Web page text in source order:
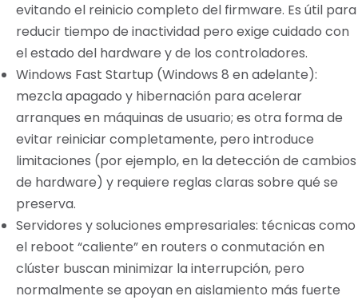
evitando el reinicio completo del firmware. Es útil para
reducir tiempo de inactividad pero exige cuidado con
el estado del hardware y de los controladores.
Windows Fast Startup (Windows 8 en adelante):
mezcla apagado y hibernación para acelerar
arranques en máquinas de usuario; es otra forma de
evitar reiniciar completamente, pero introduce
limitaciones (por ejemplo, en la detección de cambios
de hardware) y requiere reglas claras sobre qué se
preserva.
Servidores y soluciones empresariales: técnicas como
el reboot “caliente” en routers o conmutación en
clúster buscan minimizar la interrupción, pero
normalmente se apoyan en aislamiento más fuerte